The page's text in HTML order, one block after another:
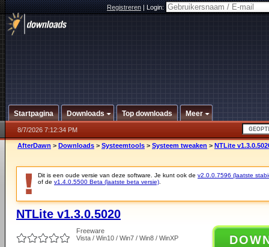
Registreren|Login:
Startpagina Downloads Top downloads Meer
8/7/2026 7:12:34 PM
AfterDawn > Downloads > Systeemtools > Systeem tweaken > NTLite
Dit is een oude versie van deze software. Je kunt ook de v2.0.0.7596 (laatste
of de v1.4.0.5500 Beta (laatste beta versie)
NTLite v1.3.0.5020
Freeware
Vista / Win10 / Win7 / Win8 / WinXP